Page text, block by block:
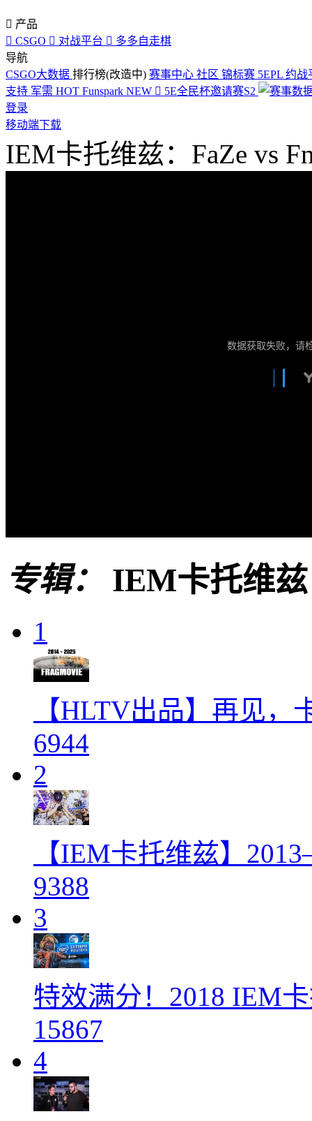
 产品
 CSGO  对战平台  多多自走棋
导航
CSGO大数据 排行榜(改造中) 赛事中心 社区 锦标赛 5EPL 约战
支持 军需 HOT Funspark NEW  5E全民杯邀请赛S2
登录
移动端下载
IEM卡托维兹：FaZe vs
数据获取失败，请
专辑： IEM卡托维兹
1
【HLTV出品】再见
6944
2
【IEM卡托维兹】
9388
3
特效满分！2018 IEM
15867
4